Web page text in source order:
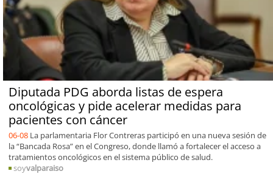
Diputada PDG aborda listas de espera
oncológicas y pide acelerar medidas para
pacientes con cáncer
06-08 La parlamentaria Flor Contreras participó en una nueva sesión de
la “Bancada Rosa” en el Congreso, donde llamó a fortalecer el acceso a
tratamientos oncológicos en el sistema público de salud.
soyvalparaiso